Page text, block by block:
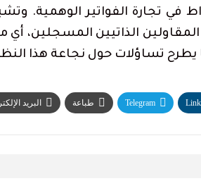
في تجارة الفواتير الوهمية.
يطرح تساؤلات حول نجاعة هذا
Telegram طباعة البريد